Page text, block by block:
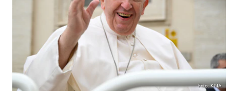
Foto: KNA